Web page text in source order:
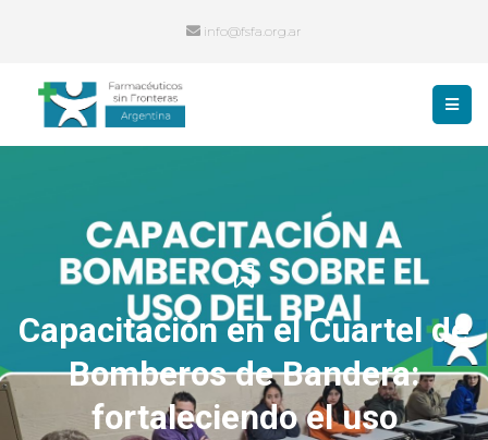
info@fsfa.org.ar
Capacitación en el Cuartel de
Bomberos de Bandera:
fortaleciendo el uso